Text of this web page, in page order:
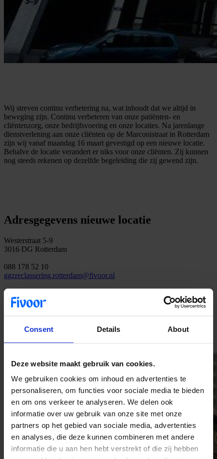
Consent Details About
Deze website maakt gebruik van cookies.
We gebruiken cookies om inhoud en advertenties te
personaliseren, om functies voor sociale media te bieden
en om ons verkeer te analyseren. We delen ook
informatie over uw gebruik van onze site met onze
partners op het gebied van sociale media, advertenties
en analyses, die deze kunnen combineren met andere
informatie die u aan hen hebt verstrekt of die zij hebben
Wij streven continu verbetering na, wat inhoudt dat we altijd in
beweging zijn. Continu verbeteren van onze patiënten- en
cliëntenzorg, onze bedrijfsvoering en onze locaties. Na jarenlange
dienstverlening aan onze cliënten op de Marconistraat in Rotterdam
zijn wij vanaf maandag 16 maart gevestigd op een nieuwe locatie.
Behalve de locatie verandert er niks voor onze cliënten. Zij kunnen
nog steeds rekenen op dezelfde begeleiding die zij gewend zijn.
Adresgegevens nieuwe locatie
Westerstraat 5-9
3016 DG Rotterdam
088 178 52 10
ggzreclassering.rotterdam@fivoor.nl
Nog steeds in Rotterdam, maar de nieuwe locatie is iets meer
richting het centrum. Het nieuwe pand bevindt zich op 15 minuten
rijden van het oude pand.